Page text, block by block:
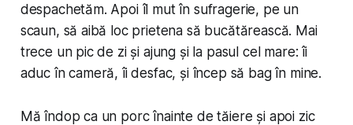
despachetăm. Apoi îl mut în sufragerie, pe un
scaun, să aibă loc prietena să bucătărească. Mai
trece un pic de zi și ajung și la pasul cel mare: îi
aduc în cameră, îi desfac, și încep să bag în mine.
Mă îndop ca un porc înainte de tăiere și apoi zic